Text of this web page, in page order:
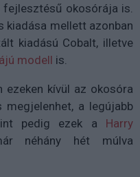
okosórája is.
kiadása mellett azonban
kiadású Cobalt, illetve
modell is.
ezeken kívül az okosóra
a legújabb
pedig ezek a Harry
néhány hét múlva